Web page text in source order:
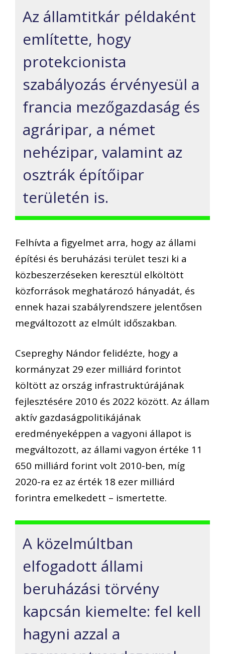
Az államtitkár példaként
említette, hogy
protekcionista
szabályozás érvényesül a
francia mezőgazdaság és
agráripar, a német
nehézipar, valamint az
osztrák építőipar
területén is.
Felhívta a figyelmet arra, hogy az állami
építési és beruházási terület teszi ki a
közbeszerzéseken keresztül elköltött
közforrások meghatározó hányadát, és
ennek hazai szabályrendszere jelentősen
megváltozott az elmúlt időszakban.
Csepreghy Nándor felidézte, hogy a
kormányzat 29 ezer milliárd forintot
költött az ország infrastruktúrájának
fejlesztésére 2010 és 2022 között. Az állam
aktív gazdaságpolitikájának
eredményeképpen a vagyoni állapot is
megváltozott, az állami vagyon értéke 11
650 milliárd forint volt 2010-ben, míg
2020-ra ez az érték 18 ezer milliárd
forintra emelkedett – ismertette.
A közelmúltban
elfogadott állami
beruházási törvény
kapcsán kiemelte: fel kell
hagyni azzal a